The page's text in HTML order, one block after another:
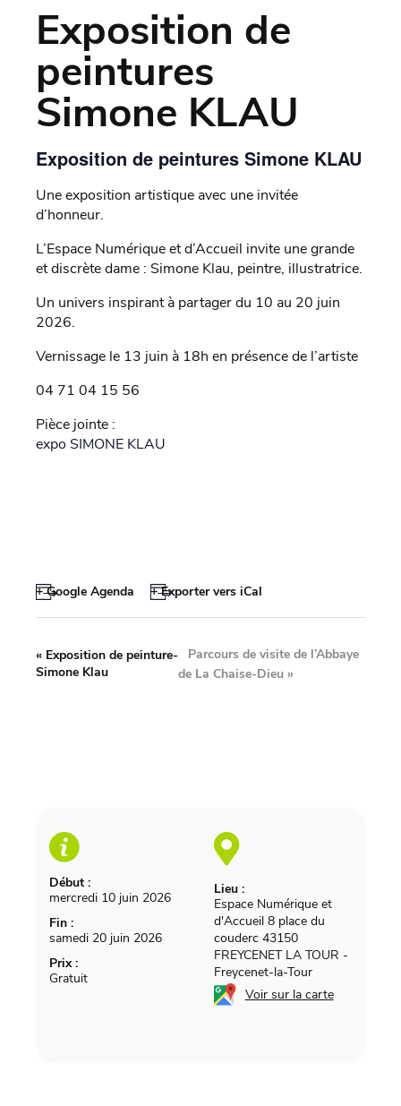
Exposition de
peintures
Simone KLAU
Exposition de peintures Simone KLAU
Une exposition artistique avec une invitée
d’honneur.
L’Espace Numérique et d’Accueil invite une grande
et discrète dame : Simone Klau, peintre, illustratrice.
Un univers inspirant à partager du 10 au 20 juin
2026.
Vernissage le 13 juin à 18h en présence de l’artiste
04 71 04 15 56
Pièce jointe :
expo SIMONE KLAU
+ Google Agenda + Exporter vers iCal
Début :
mercredi 10 juin 2026
Fin :
samedi 20 juin 2026
Prix :
Gratuit
Lieu :
Espace Numérique et
d'Accueil 8 place du
couderc 43150
FREYCENET LA TOUR -
Freycenet-la-Tour
Voir sur la carte
« Exposition de peinture-
Simone Klau
Parcours de visite de l’Abbaye
de La Chaise-Dieu»